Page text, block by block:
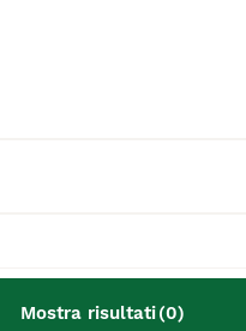
Mostra risultati(0)
di circa 945€
reputazione
tra il
mini toy?